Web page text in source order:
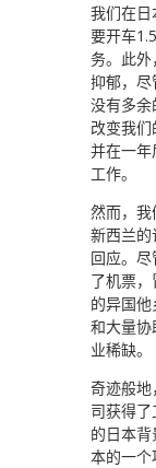
我们在日
要开车
务。此
抑郁，尽
没有多余
改变我们
并在一年
工作。
然而，我
新西兰的
回应。
了机票
的异国
和大量
业稀缺。
奇迹般
司获得
的日本
本的一个